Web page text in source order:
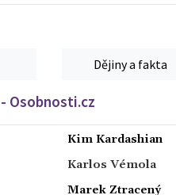
Dějiny a fakta
Osobnosti.cz
Kim Kardashian
Karlos Vémola
Marek Ztracený